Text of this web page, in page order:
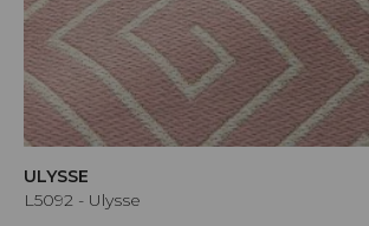
ULYSSE
L5092 - Ulysse